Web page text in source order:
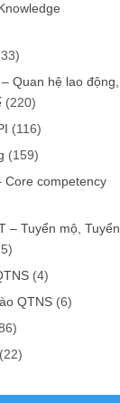
Quan hệ lao động,
(220)
(116)
(159)
competency
– Tuyển mộ, Tuyển
(4)
QTNS (6)
(22)